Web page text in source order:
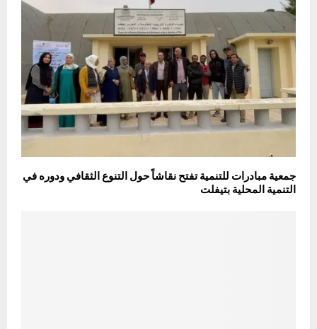
جمعية مبادرات للتنمية تفتح نقاشاً حول التنوع الثقافي ودوره في
التنمية المحلية بتيفلت